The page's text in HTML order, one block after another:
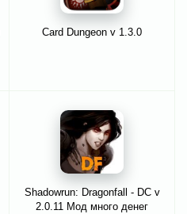
Card Dungeon v 1.3.0
Shadowrun: Dragonfall - DC v
2.0.11 Мод много денег